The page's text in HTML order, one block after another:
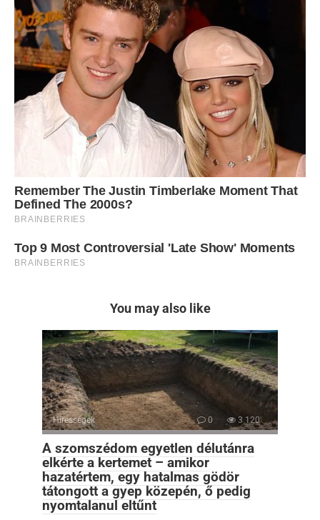
You may also like
Hírességek 0 3 120
A szomszédom egyetlen délutánra
elkérte a kertemet – amikor
hazatértem, egy hatalmas gödör
tátongott a gyep közepén, ő pedig
nyomtalanul eltűnt